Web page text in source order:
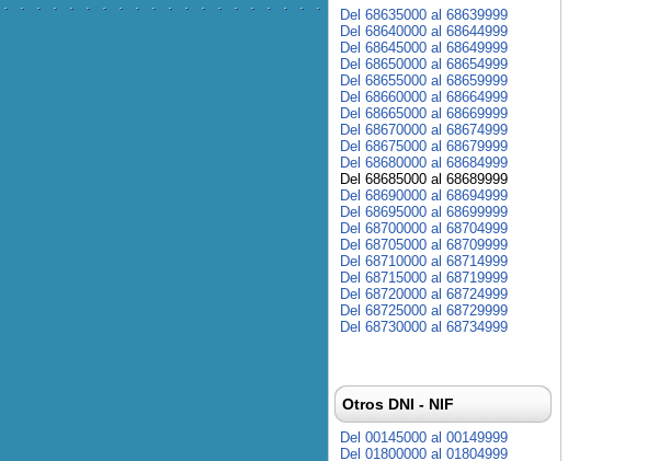
Del 68635000 al 68639999
Del 68640000 al 68644999
Del 68645000 al 68649999
Del 68650000 al 68654999
Del 68655000 al 68659999
Del 68660000 al 68664999
Del 68665000 al 68669999
Del 68670000 al 68674999
Del 68675000 al 68679999
Del 68680000 al 68684999
Del 68685000 al 68689999
Del 68690000 al 68694999
Del 68695000 al 68699999
Del 68700000 al 68704999
Del 68705000 al 68709999
Del 68710000 al 68714999
Del 68715000 al 68719999
Del 68720000 al 68724999
Del 68725000 al 68729999
Del 68730000 al 68734999
Otros DNI - NIF
Del 00145000 al 00149999
Del 01800000 al 01804999